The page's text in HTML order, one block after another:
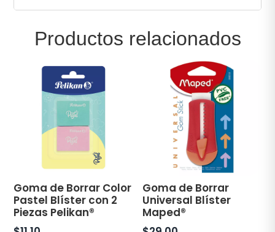
Productos relacionados
Goma de Borrar Color
Pastel Blíster con 2
Piezas Pelikan®
Goma de Borrar
Universal Blíster
Maped®